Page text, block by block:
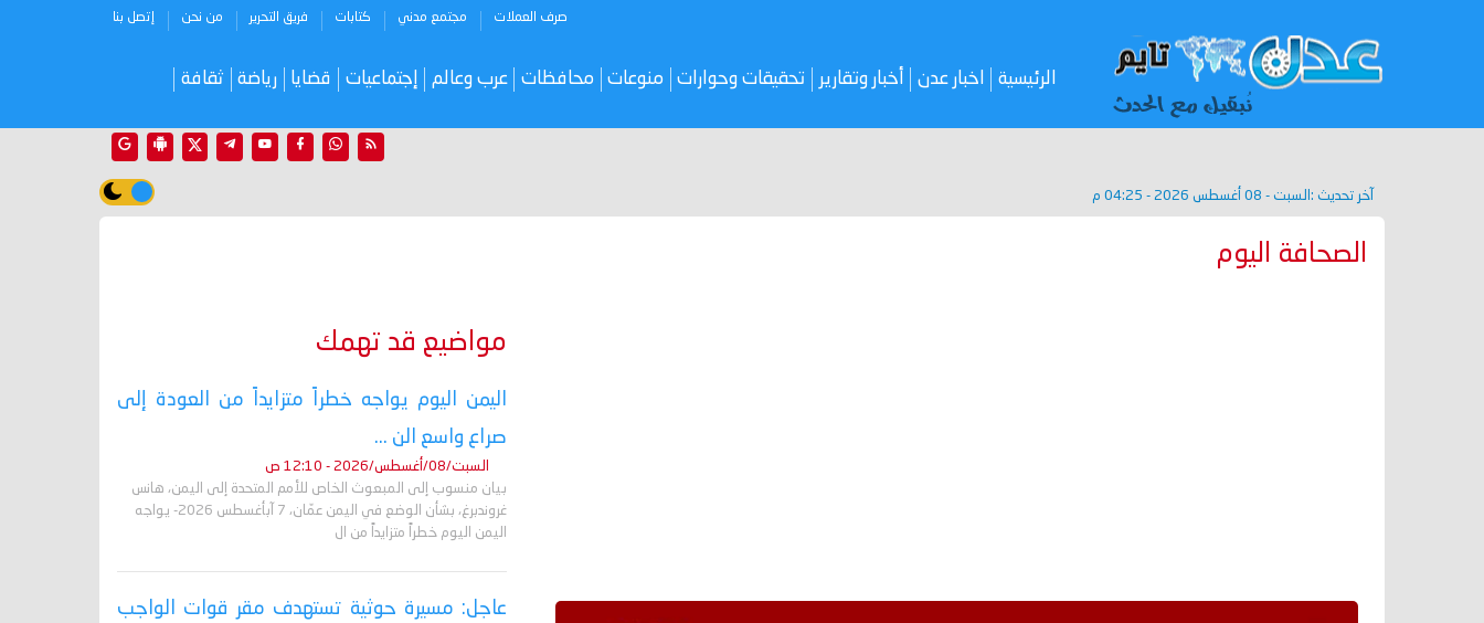
صرف العملات مجتمع مدني كتابات فريق التحرير من نحن إتصل بنا
الرئيسية اخبار عدن أخبار وتقارير تحقيقات وحوارات منوعات محافظات عرب وعالم إجتماعيات قضايا رياضة ثقافة
آخر تحديث : السبت - 08 أغسطس 2026 - 04:25 م
الصحافة اليوم
مواضيع قد تهمك
اليمن اليوم يواجه خطراً متزايداً من العودة إلى
صراع واسع الن ...
السبت/08/أغسطس/2026 - 12:10 ص
بيان منسوب إلى المبعوث الخاص للأمم المتحدة إلى اليمن، هانس
غروندبرغ، بشأن الوضع في اليمن عمّان، 7 آبأغسطس 2026- يواجه
اليمن اليوم خطراً متزايداً من ال
عاجل: مسيرة حوثية تستهدف مقر قوات الواجب